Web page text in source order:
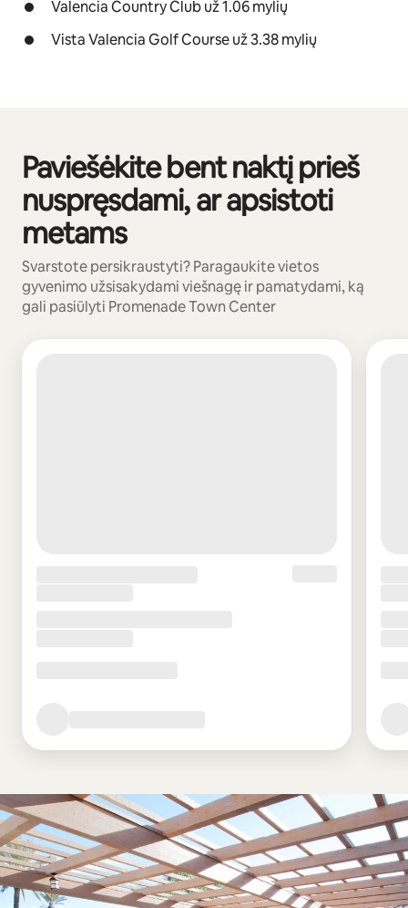
Valencia Country Club už 1.06 mylių
Vista Valencia Golf Course už 3.38 mylių
Paviešėkite bent naktį prieš
nuspręsdami, ar apsistoti
metams
Svarstote persikraustyti? Paragaukite vietos
gyvenimo užsisakydami viešnagę ir pamatydami, ką
gali pasiūlyti Promenade Town Center
0 iš 0